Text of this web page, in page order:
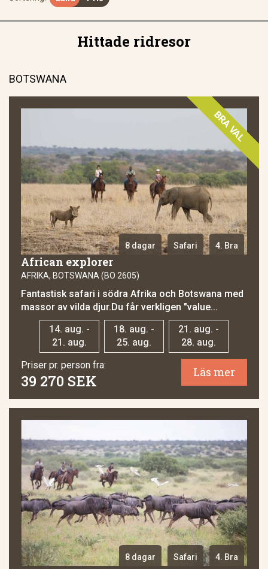
Hittade ridresor
BOTSWANA
BRA VAL
8 dagar Safari 4. Bra
African explorer
AFRIKA, BOTSWANA (BO 2605)
Fantastisk safari i södra Afrika och Botswana med
massor av vilda djur.Du får verkligen "value...
14. aug. -
21. aug.
18. aug. -
25. aug.
21. aug. -
28. aug.
Priser pr. person fra:
39 270 SEK Läs mer
8 dagar Safari 4. Bra